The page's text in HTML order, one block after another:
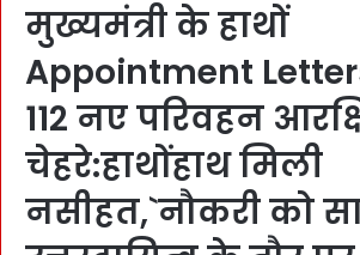
मुख्यमंत्री के हाथों
Appointment
112 नए परिवहन
चेहरे:हाथोंहाथ मिली
नसीहत,`नौकरी को